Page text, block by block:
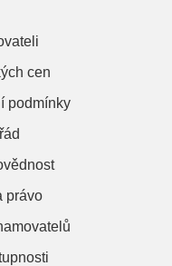
cen
podmínky
právo